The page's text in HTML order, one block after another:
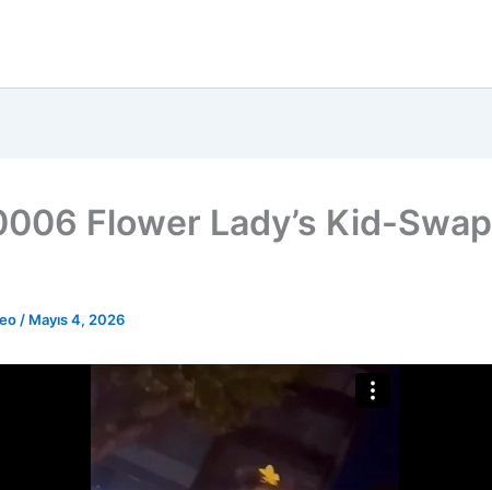
Flower Lady’s Kid-Swap
/ Mayıs 4, 2026